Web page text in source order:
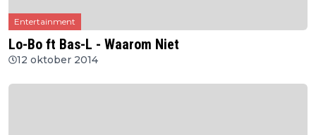
Entertainment
Lo-Bo ft Bas-L - Waarom Niet
12 oktober 2014